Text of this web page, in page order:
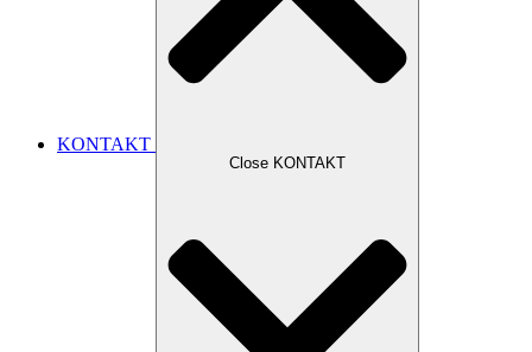
KONTAKT
Close KONTAKT